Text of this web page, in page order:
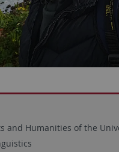
and Humanities of the